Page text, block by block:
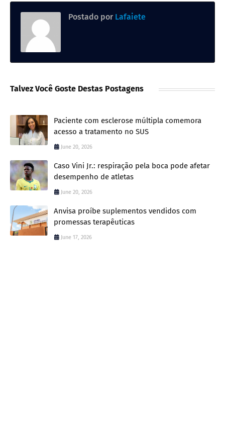
Postado por Lafaiete
Talvez Você Goste Destas Postagens
Paciente com esclerose múltipla comemora
acesso a tratamento no SUS
June 20, 2026
Caso Vini Jr.: respiração pela boca pode afetar
desempenho de atletas
June 20, 2026
Anvisa proíbe suplementos vendidos com
promessas terapêuticas
June 17, 2026